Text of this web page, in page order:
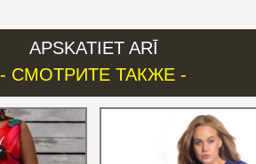
APSKATIET ARĪ
- СМОТРИТЕ ТАКЖЕ -